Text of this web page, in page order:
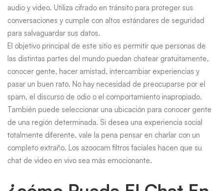
audio y video. Utiliza cifrado en tránsito para proteger sus
conversaciones y cumple con altos estándares de seguridad
para salvaguardar sus datos.
El objetivo principal de este sitio es permitir que personas de
las distintas partes del mundo puedan chatear gratuitamente,
conocer gente, hacer amistad, intercambiar experiencias y
pasar un buen rato. No hay necesidad de preocuparse por el
spam, el discurso de odio o el comportamiento inapropiado.
También puede seleccionar una ubicación para conocer gente
de una región determinada. Si desea una experiencia social
totalmente diferente, vale la pena pensar en charlar con un
completo extraño. Los azoocam filtros faciales hacen que su
chat de video en vivo sea más emocionante.